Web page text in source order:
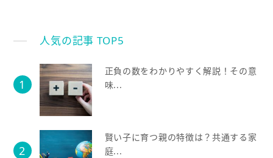
人気の記事 TOP5
正負の数をわかりやすく解説！その意
味...
賢い子に育つ親の特徴は？共通する家
庭...